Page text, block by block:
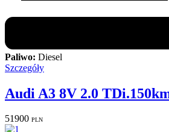
Paliwo: Diesel
Szczegóły
Audi A3 8V 2.0
51900 PLN